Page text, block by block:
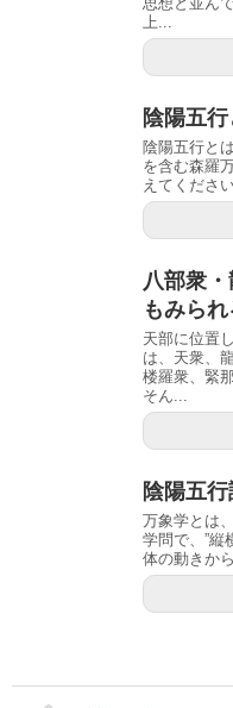
上...
陰陽五
陰陽五行と
を含む森羅
えてくださ
八部衆
もみられ
天部に位置
は、天衆、
楼羅衆、緊
そん...
陰陽五
万象学とは
学問で、”縦
体の動きか